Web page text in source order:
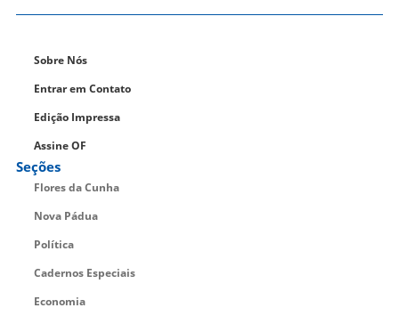
Sobre Nós
Entrar em Contato
Edição Impressa
Assine OF
Seções
Flores da Cunha
Nova Pádua
Política
Cadernos Especiais
Economia